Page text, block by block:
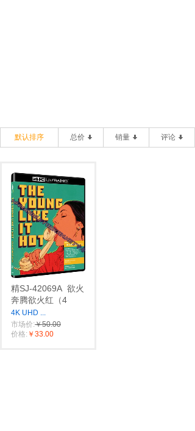
默认排序 总价 销量 评论
精SJ-42069A 欲火
奔腾欲火红（4
4K UHD ...
市场价:￥50.00
价格: ￥33.00